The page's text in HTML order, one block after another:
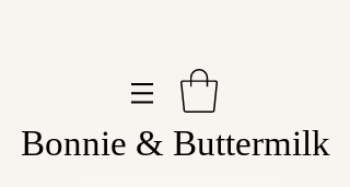
Bonnie & Buttermilk